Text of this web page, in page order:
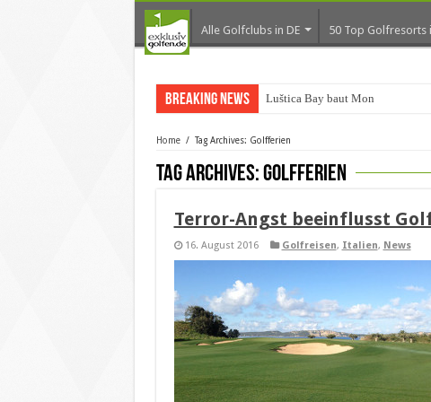
Alle Golfclubs in DE 50 Top Golfresorts
Breaking News Luštica Bay baut Montenegros
Home / Tag Archives: Golfferien
Tag Archives:Golfferien
Terror-Angst beeinflusst
16. August 2016 Golfreisen, Italien, News